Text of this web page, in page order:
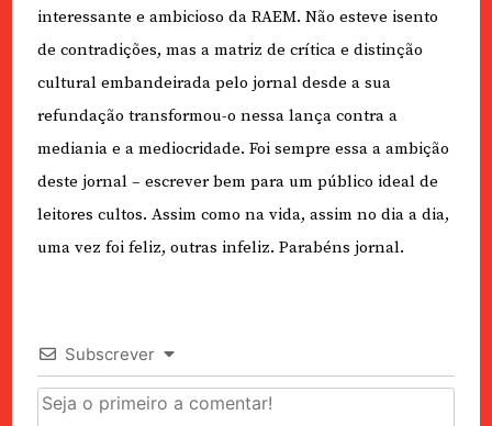
interessante e ambicioso da RAEM. Não esteve isento
de contradições, mas a matriz de crítica e distinção
cultural embandeirada pelo jornal desde a sua
refundação transformou-o nessa lança contra a
mediania e a mediocridade. Foi sempre essa a ambição
deste jornal – escrever bem para um público ideal de
leitores cultos. Assim como na vida, assim no dia a dia,
uma vez foi feliz, outras infeliz. Parabéns jornal.
Subscrever